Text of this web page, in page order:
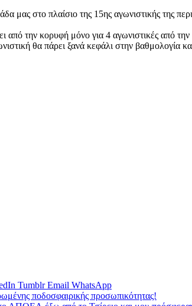
μας στο πλαίσιο της 15ης αγωνιστικής της
από την κορυφή μόνο για 4 αγωνιστικές από
θα πάρει ξανά κεφάλι στην βαθμολογία
Tumblr Email WhatsApp
ποδοσφαιρικής προσωπικότητας!